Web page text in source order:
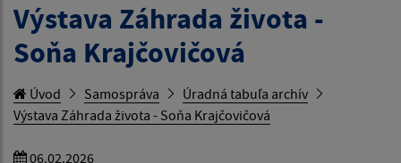
Výstava Záhrada života -
Soňa Krajčovičová
Úvod Samospráva
Úradná tabuľa archív
Výstava Záhrada života - Soňa Krajčovičová
06.02.2026